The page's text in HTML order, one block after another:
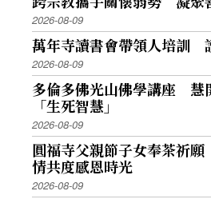
2026-08-09
萬年寺讀書會帶領人培訓
2026-08-09
多倫多佛光山佛學講座 慧
「生死智慧」
2026-08-09
圓福寺父親節子女奉茶祈
情共度感恩時光
2026-08-09